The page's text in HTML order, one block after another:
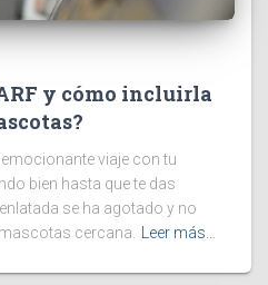
y cómo incluirla
viaje con tu
bien hasta que te das
se ha agotado y no
cercana.
Leer más…